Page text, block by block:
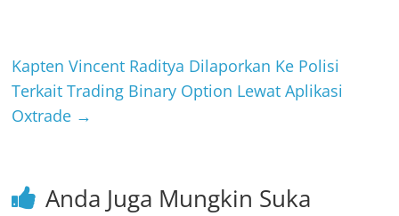
Kapten Vincent Raditya Dilaporkan Ke Polisi
Terkait Trading Binary Option Lewat Aplikasi
Oxtrade →
Anda Juga Mungkin Suka